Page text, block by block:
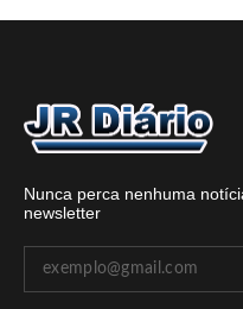
Nunca perca nenhuma
newsletter